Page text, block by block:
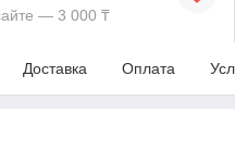
— 3 000 ₸
Доставка Оплата